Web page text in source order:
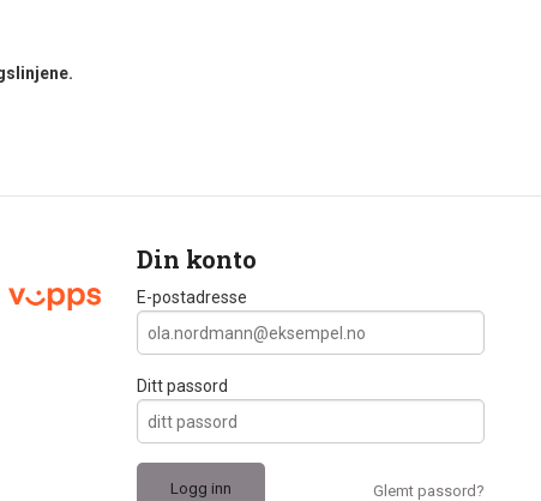
Din konto
E-postadresse
Ditt passord
Glemt passord?